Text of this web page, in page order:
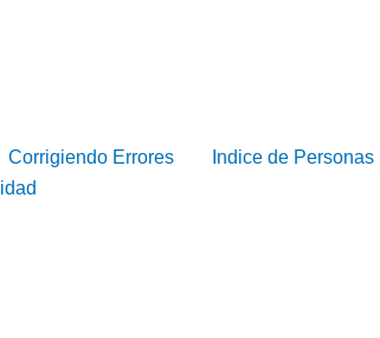
Corrigiendo Errores
Indice de Personas